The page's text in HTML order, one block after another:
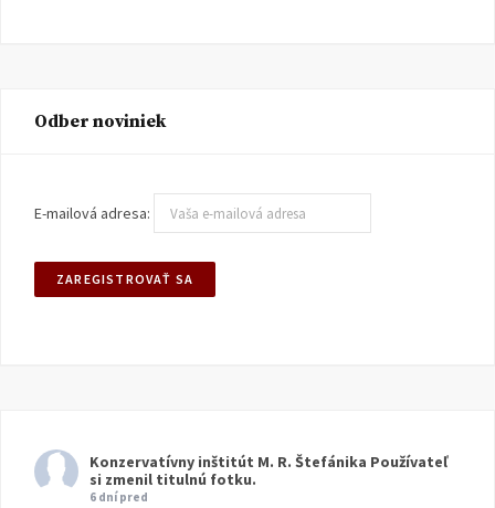
Odber noviniek
E-mailová adresa:
Konzervatívny inštitút M. R. Štefánika Používateľ
si zmenil titulnú fotku.
6 dní pred